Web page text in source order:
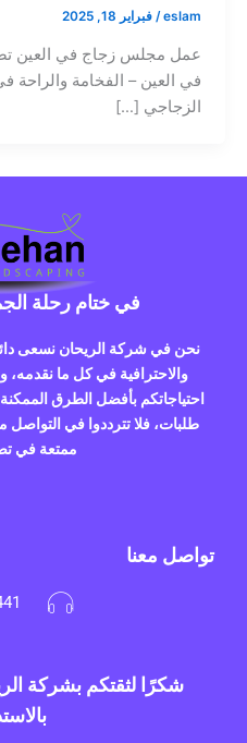
eslam
/ فبراير 18, 2025
عمل مجلس زجاج في العين
في العين – الفخامة
الزجاجي […]
في ختام رحلة
نحن في شركة الريحان نسعى
والاحترافية في كل ما نقدمه،
احتياجاتكم بأفضل الطرق
طلبات، فلا تترددوا في التواصل
ممتعة في
تواصل معنا
شكرًا لثقتكم بشركة